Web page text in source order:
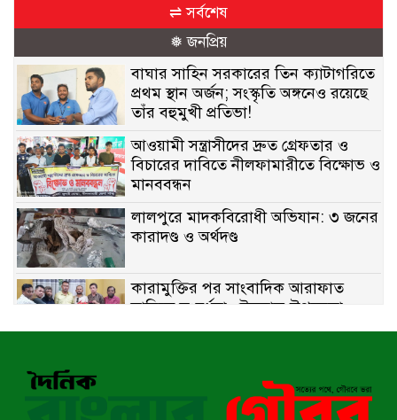
⇌ সর্বশেষ
❅ জনপ্রিয়
বাঘার সাহিন সরকারের তিন ক্যাটাগরিতে
প্রথম স্থান অর্জন; সংস্কৃতি অঙ্গনেও রয়েছে
তাঁর বহুমুখী প্রতিভা!
আওয়ামী সন্ত্রাসীদের দ্রুত গ্রেফতার ও
বিচারের দাবিতে নীলফামারীতে বিক্ষোভ ও
মানববন্ধন
লালপুরে মাদকবিরোধী অভিযান: ৩ জনের
কারাদণ্ড ও অর্থদণ্ড
কারামুক্তির পর সাংবাদিক আরাফাত
সানিকে সংবর্ধনা, টেকনাফ উপজেলা
প্রেসক্লাবের ফুলেল শুভেচ্ছা